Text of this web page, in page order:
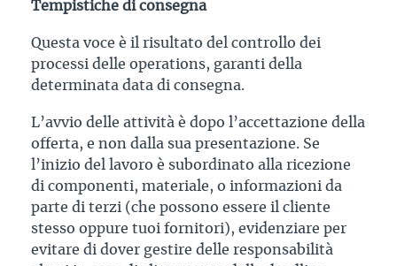
Tempistiche di consegna
Questa voce è il risultato del controllo dei
processi delle operations, garanti della
determinata data di consegna.
L’avvio delle attività è dopo l’accettazione della
offerta, e non dalla sua presentazione. Se
l’inizio del lavoro è subordinato alla ricezione
di componenti, materiale, o informazioni da
parte di terzi (che possono essere il cliente
stesso oppure tuoi fornitori), evidenziare per
evitare di dover gestire delle responsabilità